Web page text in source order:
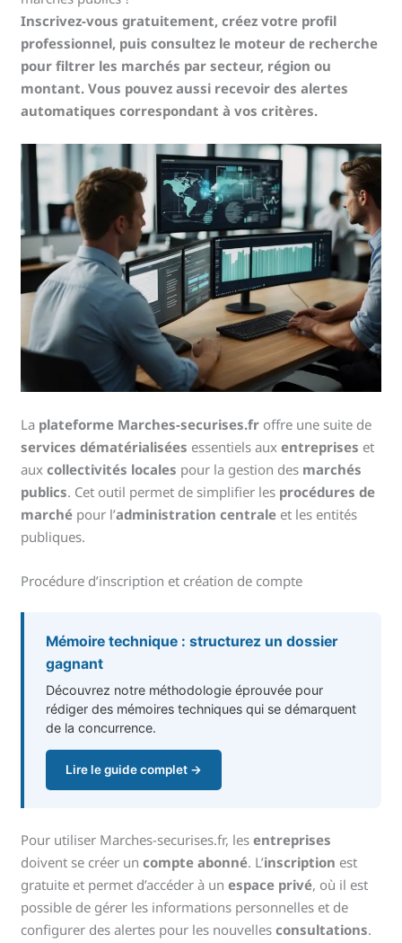
Inscrivez-vous gratuitement, créez votre profil
professionnel, puis consultez le moteur de recherche
pour filtrer les marchés par secteur, région ou
montant. Vous pouvez aussi recevoir des alertes
automatiques correspondant à vos critères.
La plateforme Marches-securises.fr offre une suite de
services dématérialisées essentiels auxentreprises et
auxcollectivités locales pour la gestion des marchés
publics. Cet outil permet de simplifier les procédures de
marché pour l’administration centrale et les entités
publiques.
Procédure d’inscription et création de compte
Mémoire technique : structurez un dossier
gagnant
Découvrez notre méthodologie éprouvée pour
rédiger des mémoires techniques qui se démarquent
de la concurrence.
Lire le guide complet →
Pour utiliser Marches-securises.fr, lesentreprises
doivent se créer uncompte abonné. L’inscription est
gratuite et permet d’accéder à unespace privé, où il est
possible de gérer les informations personnelles et de
configurer des alertes pour les nouvellesconsultations.